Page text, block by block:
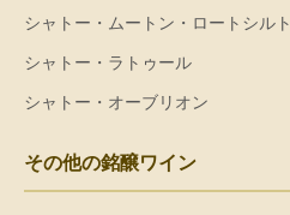
シャトー・ムートン・ロートシルト
シャトー・ラトゥール
シャトー・オーブリオン
その他の銘醸ワイン